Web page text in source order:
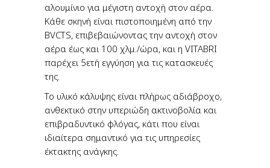
αλουμίνιο για μέγιστη αντοχή στον αέρα.
Κάθε σκηνή είναι πιστοποιημένη από την
BVCTS, επιβεβαιώνοντας την αντοχή στον
αέρα έως και 100 χλμ./ώρα, και η VITABRI
παρέχει 5ετή εγγύηση για τις κατασκευές
της.
Το υλικό κάλυψης είναι πλήρως αδιάβροχο,
ανθεκτικό στην υπεριώδη ακτινοβολία και
επιβραδυντικό φλόγας, κάτι που είναι
ιδιαίτερα σημαντικό για τις υπηρεσίες
έκτακτης ανάγκης.